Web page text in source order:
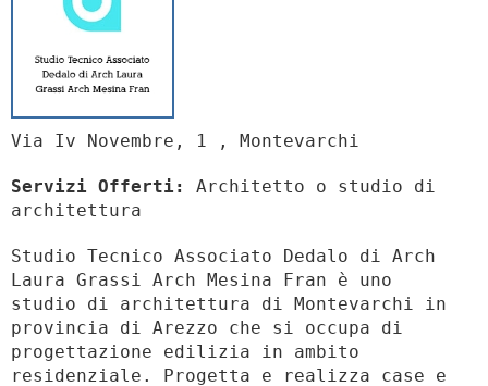
Via Iv Novembre, 1 , Montevarchi
Servizi Offerti:
Architetto o studio di
architettura
Studio Tecnico Associato Dedalo di Arch
Laura Grassi Arch Mesina Fran è uno
studio di architettura di Montevarchi in
provincia di Arezzo che si occupa di
progettazione edilizia in ambito
residenziale. Progetta e realizza case e